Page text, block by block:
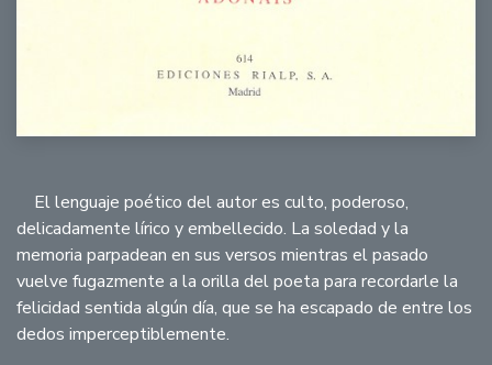
El lenguaje poético del autor es culto, poderoso,
delicadamente lírico y embellecido. La soledad y la
memoria parpadean en sus versos mientras el pasado
vuelve fugazmente a la orilla del poeta para recordarle la
felicidad sentida algún día, que se ha escapado de entre los
dedos imperceptiblemente.